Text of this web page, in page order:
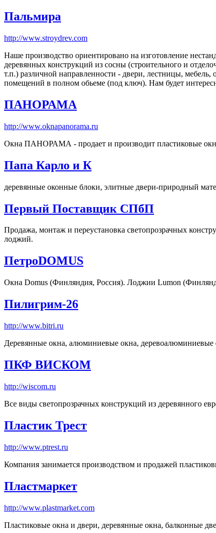
Пальмира
http://www.stroydrev.com
Наше производство ориентировано на изготовление
деревянных конструкций из сосны (строительного и
т.п.) различной направленности - двери, лестницы,
помещений в полном обьеме (под ключ). Нам будет
ПАНОРАМА
http://www.oknapanorama.ru
Окна ПАНОРАМА - продает и производит пластиковые
Папа Карло и К
деревянные оконные блоки, элитные двери-природный
Первый Поставщик СПбП
Продажа, монтаж и переустановка светопрозрачных
лоджий.
ПетроDOMUS
Окна Domus (Финляндия, Россия). Лоджии Lumon
Пилигрим-26
http://www.bitri.ru
Деревянные окна, алюминиевые окна, деревоалюминиевые
ПКФ ВИСКОМ
http://wiscom.ru
Все виды светопрозрачных конструкций из деревянного
Пластик Трест
http://www.ptrest.ru
Компания занимается производством и продажей
Пластмаркет
http://www.plastmarket.com
Пластиковые окна и двери, деревянные окна, балконные